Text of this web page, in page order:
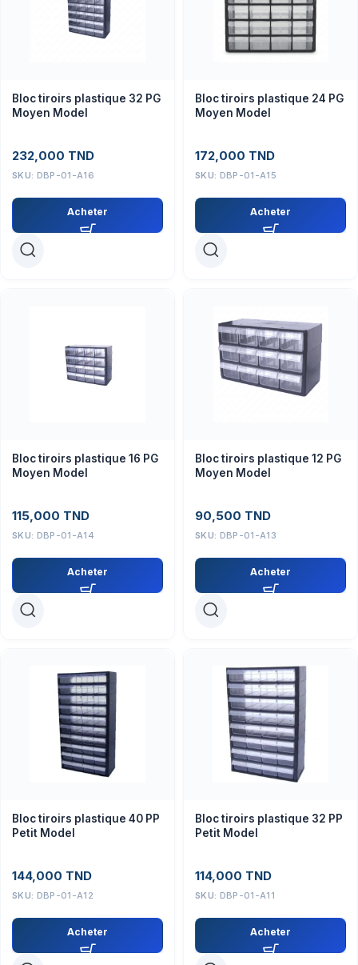
Bloc tiroirs plastique 32 PG
Moyen Model
232,000 TND
SKU: DBP-01-A16
Acheter
Bloc tiroirs plastique 24 PG
Moyen Model
172,000 TND
SKU: DBP-01-A15
Acheter
Bloc tiroirs plastique 16 PG
Moyen Model
115,000 TND
SKU: DBP-01-A14
Acheter
Bloc tiroirs plastique 12 PG
Moyen Model
90,500 TND
SKU: DBP-01-A13
Acheter
Bloc tiroirs plastique 40 PP
Petit Model
144,000 TND
SKU: DBP-01-A12
Acheter
Bloc tiroirs plastique 32 PP
Petit Model
114,000 TND
SKU: DBP-01-A11
Acheter